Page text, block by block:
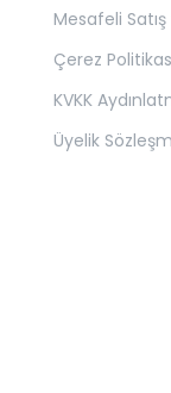
Mesafeli
Çerez
KVKK
Üyelik